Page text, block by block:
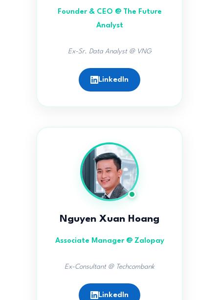
Founder & CEO @ The Future
Analyst
Ex-Sr. Data Analyst @ VNG
LinkedIn
Nguyen Xuan Hoang
Associate Manager @ Zalopay
Ex-Consultant @ Techcombank
LinkedIn